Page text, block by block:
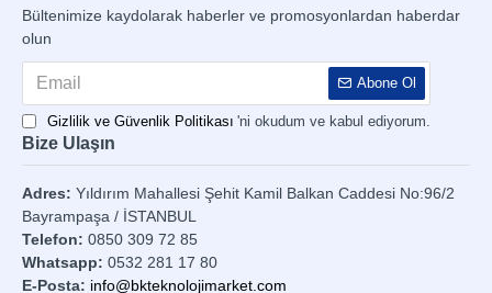
Bültenimize kaydolarak haberler ve promosyonlardan haberdar
olun
Abone Ol
Gizlilik ve Güvenlik Politikası 'ni okudum ve kabul ediyorum.
Bize Ulaşın
Adres: Yıldırım Mahallesi Şehit Kamil Balkan Caddesi No:96/2
Bayrampaşa / İSTANBUL
Telefon: 0850 309 72 85
Whatsapp: 0532 281 17 80
E-Posta: info@bkteknolojimarket.com